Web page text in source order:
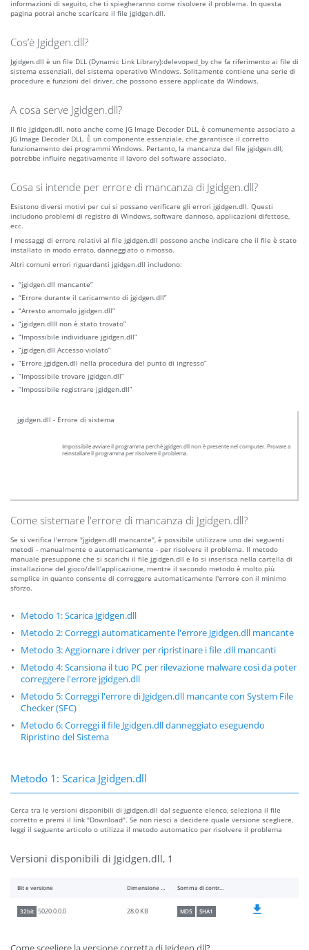
informazioni di seguito, che ti spiegheranno come risolvere il problema. In questa
pagina potrai anche scaricare il file jgidgen.dll.
Cos’è Jgidgen.dll?
Jgidgen.dll è un file DLL (Dynamic Link Library):delevoped_by che fa riferimento ai file di
sistema essenziali, del sistema operativo Windows. Solitamente contiene una serie di
procedure e funzioni del driver, che possono essere applicate da Windows.
A cosa serve Jgidgen.dll?
Il file Jgidgen.dll, noto anche come JG Image Decoder DLL, è comunemente associato a
JG Image Decoder DLL. È un componente essenziale, che garantisce il corretto
funzionamento dei programmi Windows. Pertanto, la mancanza del file jgidgen.dll,
potrebbe influire negativamente il lavoro del software associato.
Cosa si intende per errore di mancanza di Jgidgen.dll?
Esistono diversi motivi per cui si possano verificare gli errori jgidgen.dll. Questi
includono problemi di registro di Windows, software dannoso, applicazioni difettose,
ecc.
I messaggi di errore relativi al file jgidgen.dll possono anche indicare che il file è stato
installato in modo errato, danneggiato o rimosso.
Altri comuni errori riguardanti jgidgen.dll includono:
“jgidgen.dll mancante”
“Errore durante il caricamento di jgidgen.dll”
“Arresto anomalo jgidgen.dll”
“jgidgen.dlll non è stato trovato”
“Impossibile individuare jgidgen.dll”
“jgidgen.dll Accesso violato”
“Errore jgidgen.dll nella procedura del punto di ingresso”
“Impossibile trovare jgidgen.dll”
“Impossibile registrare jgidgen.dll”
jgidgen.dll - Errore di sistema
Impossibile avviare il programma perché jgidgen.dll non è presente nel computer. Provare a
reinstallare il programma per risolvere il problema.
Come sistemare l'errore di mancanza di Jgidgen.dll?
Se si verifica l'errore "jgidgen.dll mancante", è possibile utilizzare uno dei seguenti
metodi - manualmente o automaticamente - per risolvere il problema. Il metodo
manuale presuppone che si scarichi il file jgidgen.dll e lo si inserisca nella cartella di
installazione del gioco/dell'applicazione, mentre il secondo metodo è molto più
semplice in quanto consente di correggere automaticamente l'errore con il minimo
sforzo.
Metodo 1: Scarica Jgidgen.dll
Metodo 2: Correggi automaticamente l'errore Jgidgen.dll mancante
Metodo 3: Aggiornare i driver per ripristinare i file .dll mancanti
Metodo 4: Scansiona il tuo PC per rilevazione malware così da poter
correggere l'errore jgidgen.dll
Metodo 5: Correggi l'errore di Jgidgen.dll mancante con System File
Checker (SFC)
Metodo 6: Correggi il file Jgidgen.dll danneggiato eseguendo
Ripristino del Sistema
Metodo 1: Scarica Jgidgen.dll
Cerca tra le versioni disponibili di jgidgen.dll dal seguente elenco, seleziona il file
corretto e premi il link "Download". Se non riesci a decidere quale versione scegliere,
leggi il seguente articolo o utilizza il metodo automatico per risolvere il problema
Versioni disponibili di Jgidgen.dll, 1
Bit e versione Dimensione del file Somma di controllo
32bit 5020.0.0.0 28.0 KB MD5 SHA1